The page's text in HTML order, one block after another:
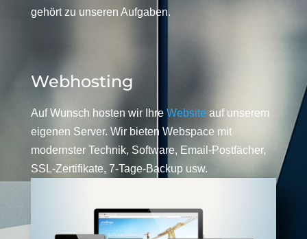
gehört zu unseren Aufgaben.
Webhosting
Auf Wunsch hosten wir Ihre Website auf unserem
eigenen Server. Wir bieten Webspace mit
modernster Technik, Software, Email-Postfächer,
SSL-Zertifikate, 7-Tage-Backup usw.